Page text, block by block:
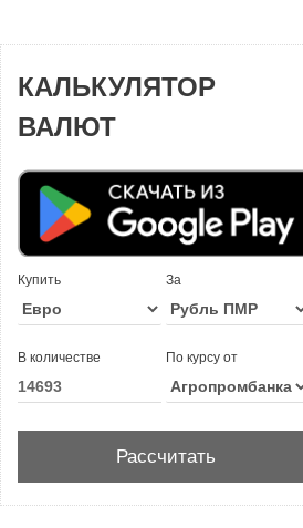
КАЛЬКУЛЯТОР
ВАЛЮТ
Купить За
В количестве По курсу от